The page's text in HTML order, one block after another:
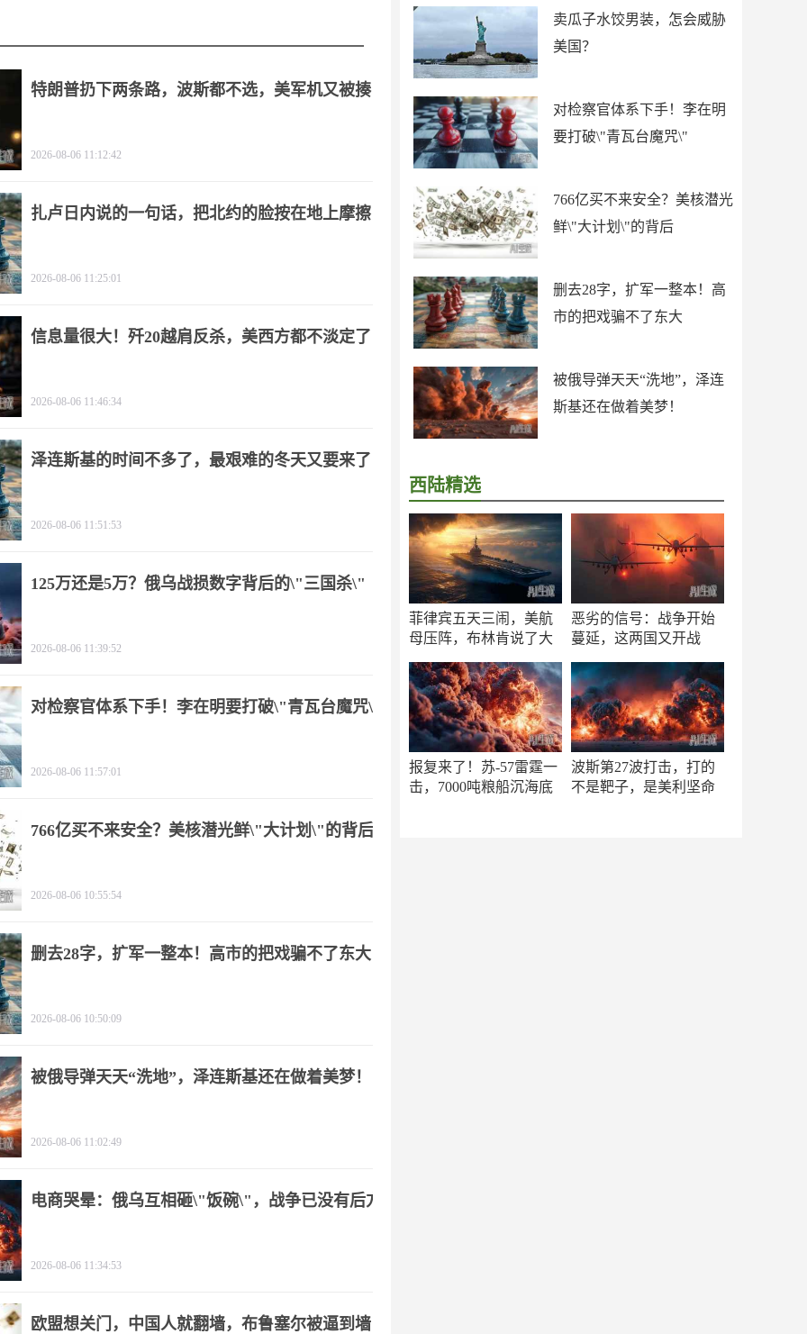
卖瓜子水饺男装，怎会威胁
美国？
对检察官体系下手！李在明
要打破\"青瓦台魔咒\"
766亿买不来安全？美核潜光
鲜\"大计划\"的背后
删去28字，扩军一整本！高
市的把戏骗不了东大
被俄导弹天天“洗地”，泽连
斯基还在做着美梦！
西陆精选
菲律宾五天三闹，美航
母压阵，布林肯说了大
恶劣的信号：战争开始
蔓延，这两国又开战
报复来了！苏-57雷霆一
击，7000吨粮船沉海底
波斯第27波打击，打的
不是靶子，是美利坚命
特朗普扔下两条路，波斯都不选，美军机又被揍
2026-08-06 11:12:42
扎卢日内说的一句话，把北约的脸按在地上摩擦
2026-08-06 11:25:01
信息量很大！歼20越肩反杀，美西方都不淡定了
2026-08-06 11:46:34
泽连斯基的时间不多了，最艰难的冬天又要来了
2026-08-06 11:51:53
125万还是5万？俄乌战损数字背后的\"三国杀\"
2026-08-06 11:39:52
对检察官体系下手！李在明要打破\"青瓦台魔咒\"
2026-08-06 11:57:01
766亿买不来安全？美核潜光鲜\"大计划\"的背后
2026-08-06 10:55:54
删去28字，扩军一整本！高市的把戏骗不了东大
2026-08-06 10:50:09
被俄导弹天天“洗地”，泽连斯基还在做着美梦！
2026-08-06 11:02:49
电商哭晕：俄乌互相砸\"饭碗\"，战争已没有后方
2026-08-06 11:34:53
欧盟想关门，中国人就翻墙，布鲁塞尔被逼到墙